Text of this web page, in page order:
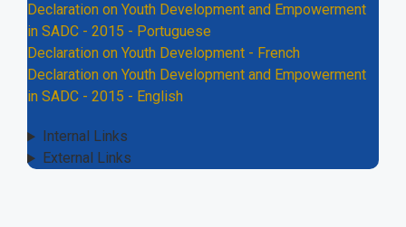
Declaration on Youth Development and Empowerment
in SADC - 2015 - Portuguese
Declaration on Youth Development - French
Declaration on Youth Development and Empowerment
in SADC - 2015 - English
Internal Links
External Links